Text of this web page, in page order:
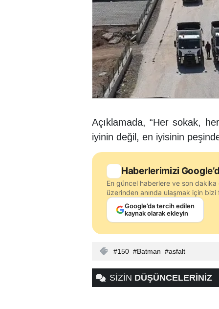
Açıklamada, “Her sokak,
iyinin değil, en iyisinin
Haberlerimizi
En güncel haberlere ve son dakika
üzerinden anında ulaşmak için
Google’da tercih edilen
kaynak olarak ekleyin
150 Batman asfalt
SİZİN DÜŞÜNCELERİNİZ